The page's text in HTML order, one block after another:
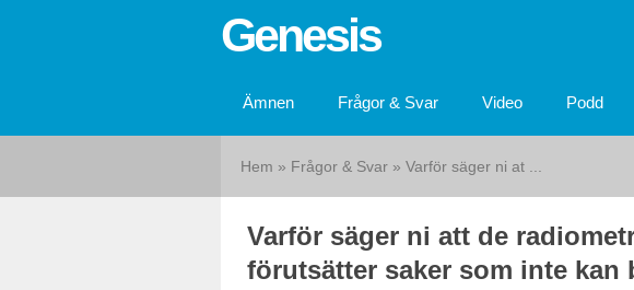
Genesis
Ämnen Frågor & Svar Video Podd
Hem » Frågor & Svar » Varför säger ni at ...
Varför säger ni att de
förutsätter saker som inte kan